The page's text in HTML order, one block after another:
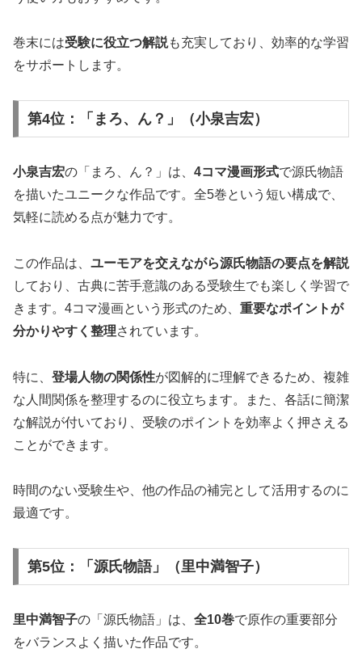
巻末には受験に役立つ解説も充実しており、効率的な学習
をサポートします。
第4位：「まろ、ん？」（小泉吉宏）
小泉吉宏の「まろ、ん？」は、 4コマ漫画形式で源氏物語
を描いたユニークな作品です。全5巻という短い構成で、
気軽に読める点が魅力です。
この作品は、 ユーモアを交えながら源氏物語の要点を解説
しており、古典に苦手意識のある受験生でも楽しく学習で
きます。4コマ漫画という形式のため、 重要なポイントが
分かりやすく整理されています。
特に、 登場人物の関係性が図解的に理解できるため、複雑
な人間関係を整理するのに役立ちます。また、各話に簡潔
な解説が付いており、受験のポイントを効率よく押さえる
ことができます。
時間のない受験生や、他の作品の補完として活用するのに
最適です。
第5位：「源氏物語」（里中満智子）
里中満智子の「源氏物語」は、 全10巻で原作の重要部分
をバランスよく描いた作品です。